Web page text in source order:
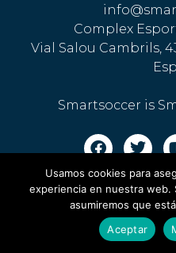
Complex
Vial Salou Cambrils,
Smartsoccer is
Legal warning ·
Usamos cookies para
experiencia en nuestra web.
asumiremos que
Aceptar